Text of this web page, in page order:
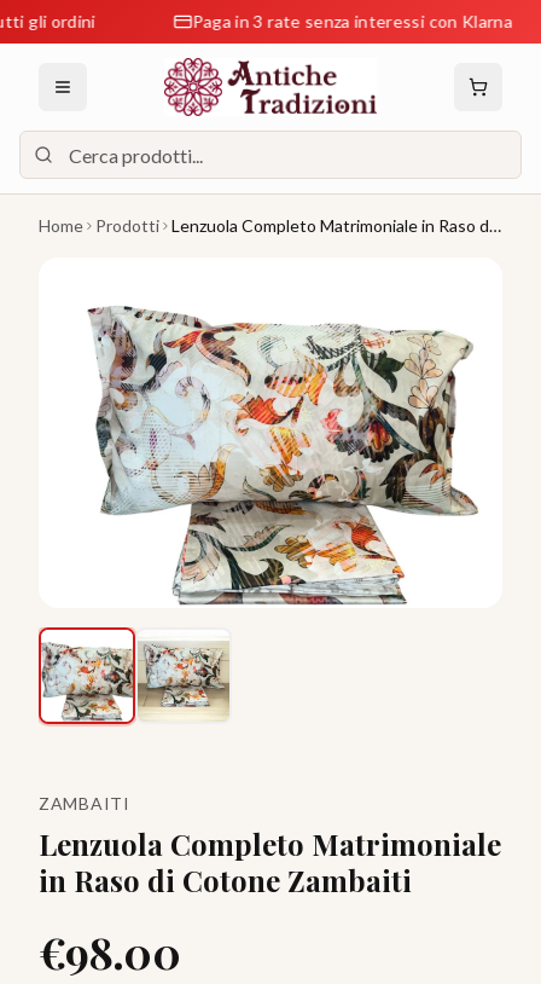
Paga in 3 rate senza interessi con Klarna
Home Prodotti
Lenzuola Completo Matrimoniale in Raso di
ZAMBAITI
Lenzuola Completo Matrimoniale
in Raso di Cotone Zambaiti
€98.00